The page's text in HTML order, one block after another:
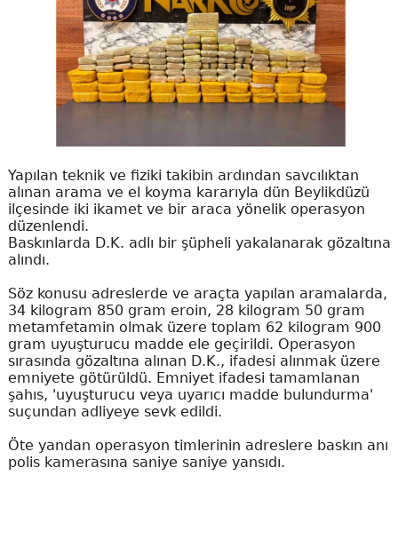
Yapılan teknik ve fiziki takibin ardından savcılıktan
alınan arama ve el koyma kararıyla dün Beylikdüzü
ilçesinde iki ikamet ve bir araca yönelik operasyon
düzenlendi.
Baskınlarda D.K. adlı bir şüpheli yakalanarak gözaltına
alındı.
Söz konusu adreslerde ve araçta yapılan aramalarda,
34 kilogram 850 gram eroin, 28 kilogram 50 gram
metamfetamin olmak üzere toplam 62 kilogram 900
gram uyuşturucu madde ele geçirildi. Operasyon
sırasında gözaltına alınan D.K., ifadesi alınmak üzere
emniyete götürüldü. Emniyet ifadesi tamamlanan
şahıs, 'uyuşturucu veya uyarıcı madde bulundurma'
suçundan adliyeye sevk edildi.
Öte yandan operasyon timlerinin adreslere baskın anı
polis kamerasına saniye saniye yansıdı.